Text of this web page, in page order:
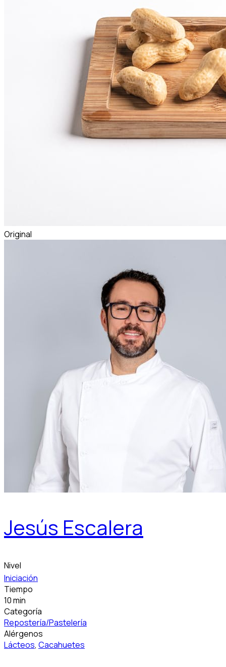
Original
Jesús Escalera
Nivel
Iniciación
Tiempo
10 min
Categoría
Repostería/Pastelería
Alérgenos
Lácteos, Cacahuetes